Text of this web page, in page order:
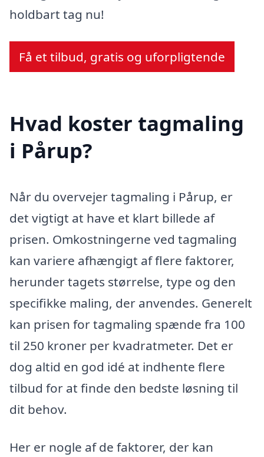
holdbart tag nu!
Få et tilbud, gratis og uforpligtende
Hvad koster tagmaling
i Pårup?
Når du overvejer tagmaling i Pårup, er
det vigtigt at have et klart billede af
prisen. Omkostningerne ved tagmaling
kan variere afhængigt af flere faktorer,
herunder tagets størrelse, type og den
specifikke maling, der anvendes. Generelt
kan prisen for tagmaling spænde fra 100
til 250 kroner per kvadratmeter. Det er
dog altid en god idé at indhente flere
tilbud for at finde den bedste løsning til
dit behov.
Her er nogle af de faktorer, der kan